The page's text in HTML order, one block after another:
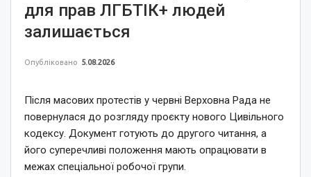
для прав ЛГБТІК+ людей
залишається
Опубліковано 5.08.2026
Після масових протестів у червні Верховна Рада не
повернулася до розгляду проєкту нового Цивільного
кодексу. Документ готують до другого читання, а
його суперечливі положення мають опрацювати в
межах спеціальної робочої групи.